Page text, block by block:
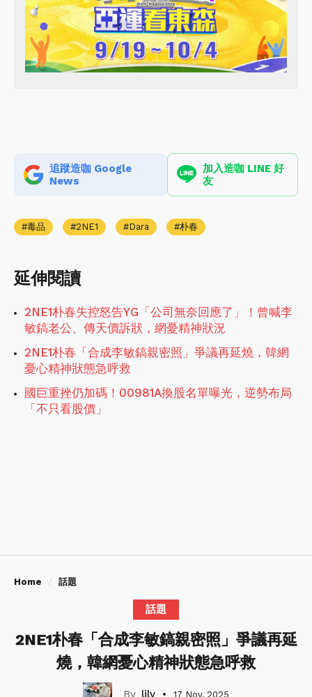
追蹤造咖 Google
News
加入造咖 LINE 好
友
毒品 2NE1 Dara 朴春
延伸閱讀
2NE1朴春失控怒告YG「公司無奈回應了」！曾喊李
敏鎬老公、傳天價訴狀，網憂精神狀況
2NE1朴春「合成李敏鎬親密照」爭議再延燒，韓網
憂心精神狀態急呼救
國巨重挫仍加碼！00981A換股名單曝光，逆勢布局
「不只看股價」
Home 話題
話題
2NE1朴春「合成李敏鎬親密照」爭議再延
燒，韓網憂心精神狀態急呼救
lily 17 Nov, 2025